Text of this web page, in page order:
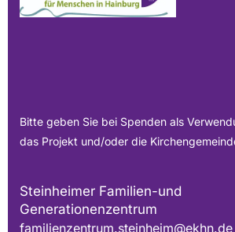
Bitte geben Sie bei Spenden als
das Projekt und/oder die
Steinheimer Familien-und
Generationenzentrum
familienzentrum.steinheim@ekhn.de